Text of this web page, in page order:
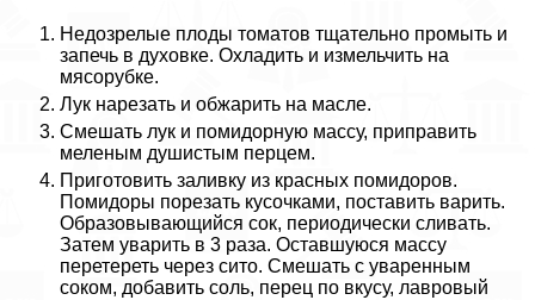
Недозрелые плоды томатов тщательно промыть и
запечь в духовке. Охладить и измельчить на
мясорубке.
Лук нарезать и обжарить на масле.
Смешать лук и помидорную массу, приправить
меленым душистым перцем.
Приготовить заливку из красных помидоров.
Помидоры порезать кусочками, поставить варить.
Образовывающийся сок, периодически сливать.
Затем уварить в 3 раза. Оставшуюся массу
перетереть через сито. Смешать с уваренным
соком, добавить соль, перец по вкусу, лавровый